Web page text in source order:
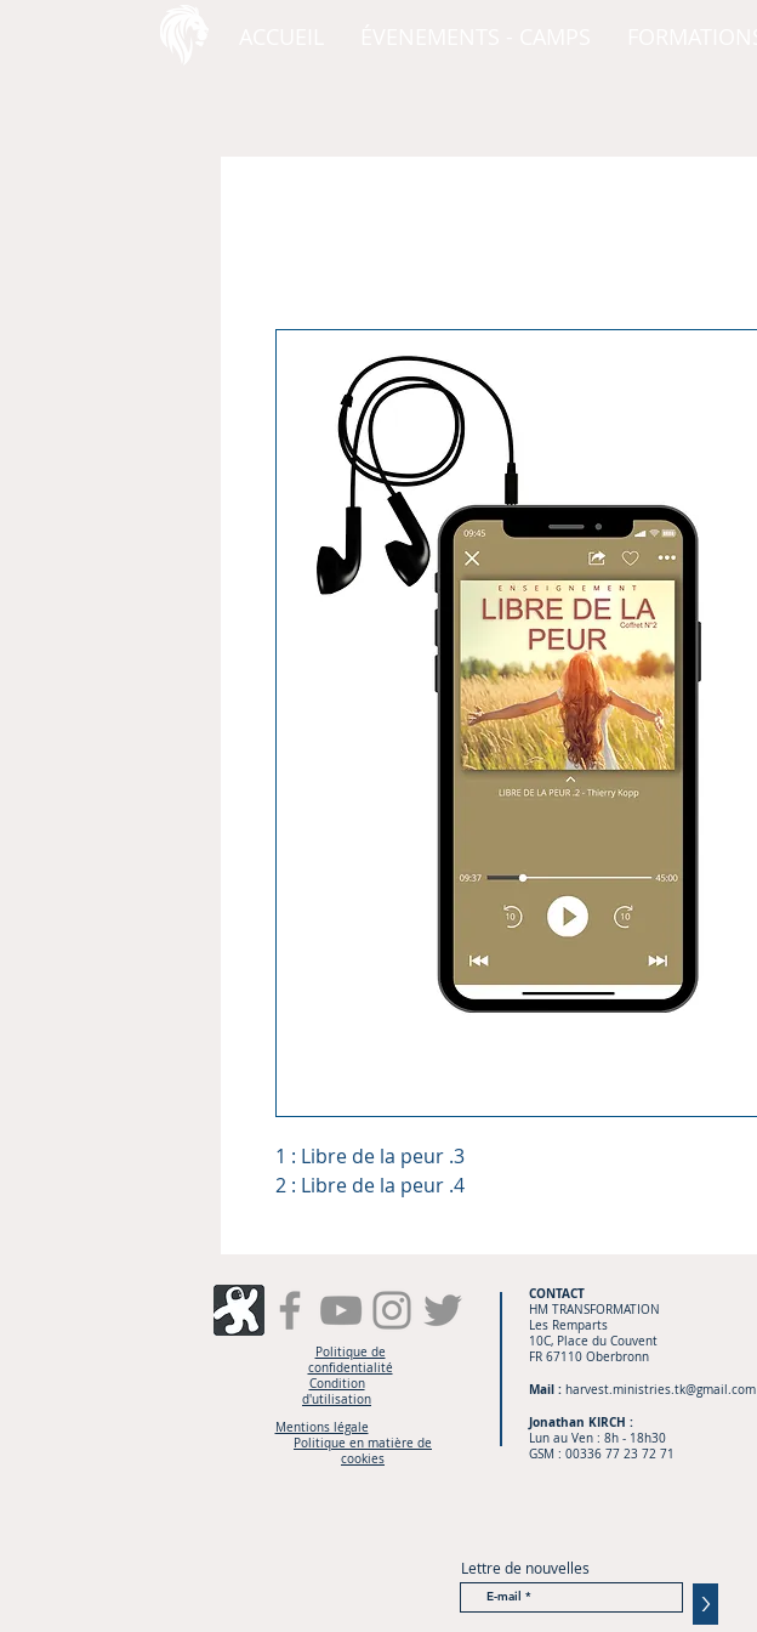
1 : Libre de la peur .3
2 : Libre de la peur .4
Politique de
confidentialité
Condition
d'utilisation
Mentions légale
Politique en matière de
cookies
CONTACT
HM TRANSFORMATION
Les Remparts
10C, Place du Couvent
FR 67110 Oberbronn
Mail : harvest.ministries.tk@gmail.com
Jonathan KIRCH :
Lun au Ven : 8h - 18h30
GSM : 00336 77 23 72 71
Lettre de nouvelles
>